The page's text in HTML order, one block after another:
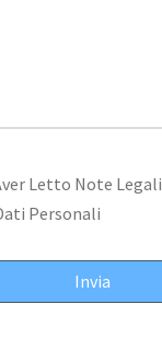
Letto Note Legali
Personali